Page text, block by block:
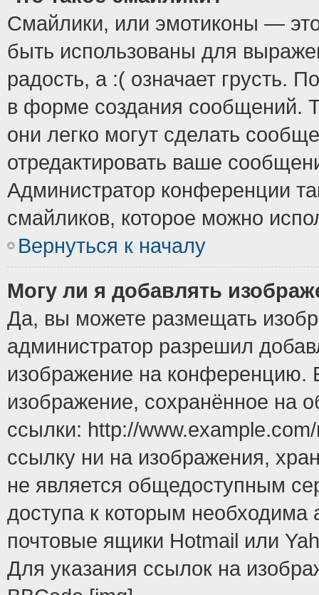
Смайлики, или эмотиконы —
быть использованы для
радость, а :( означает грусть.
в форме создания сообщений.
они легко могут сделать
отредактировать ваше
Администратор конференции
смайликов, которое можно
Вернуться к началу
Могу ли я добавлять
Да, вы можете размещать
администратор разрешил
изображение на конференцию.
изображение, сохранённое на
ссылки: http://
ссылку ни на изображения,
не является общедоступным
доступа к которым
почтовые ящики Hotmail или
Для указания ссылок на